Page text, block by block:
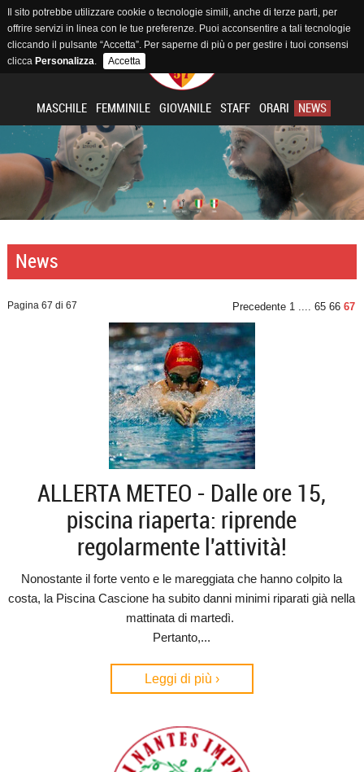
MASCHILE FEMMINILE GIOVANILE STAFF ORARI NEWS
News
Pagina 67 di 67 Precedente 1 .... 65 66 67
ALLERTA METEO - Dalle ore 15,
piscina riaperta: riprende
regolarmente l'attività!
Nonostante il forte vento e le mareggiata che hanno colpito la
costa, la Piscina Cascione ha subito danni minimi riparati già nella
mattinata di martedì.
Pertanto,...
Leggi di più ›
Il sito potrebbe utilizzare cookie o tecnologie simili, anche di terze parti, per
offrire servizi in linea con le tue preferenze. Puoi acconsentire a tali tecnologie
cliccando il pulsante “Accetta”. Per saperne di più o per gestire i tuoi consensi
clicca Personalizza. Accetta